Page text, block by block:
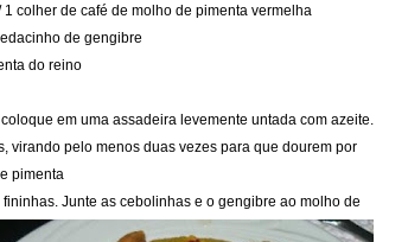
1 colher de café de molho de pimenta vermelha
de gengibre
do reino
em uma assadeira levemente untada com azeite.
virando pelo menos duas vezes para que dourem por
pimenta
Junte as cebolinhas e o gengibre ao molho de